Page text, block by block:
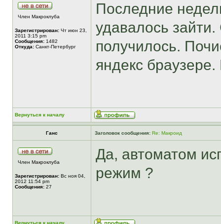
Член Макроклуба
Зарегистрирован: Чт июн 23,
2011 3:15 pm
Сообщения: 1482
Откуда: Санкт-Петербург
Последние
удавалось
получилось.
яндекс
Вернуться к началу
Ганс Заголовок сообщения: Re: Макроид
Член Макроклуба
Зарегистрирован: Вс ноя 04,
2012 11:54 pm
Сообщения: 27
Да, автоматом
режим ?
Вернуться к началу